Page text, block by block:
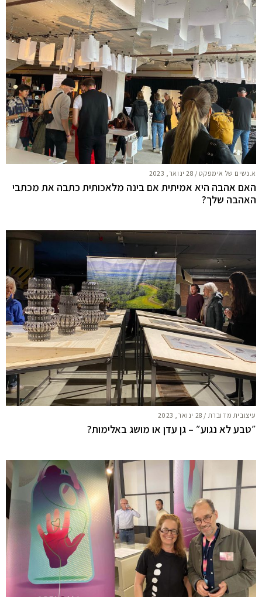
א.נשים של אימפקט/ 28 ינואר, 2023
האם אהבה היא אמיתית אם בינה מלאכותית כתבה את מכתבי
האהבה שלך?
עיצובית מדוברת / 28 ינואר, 2023
״טבע לא נגוע״ – גן עדן או מושג באלימות?